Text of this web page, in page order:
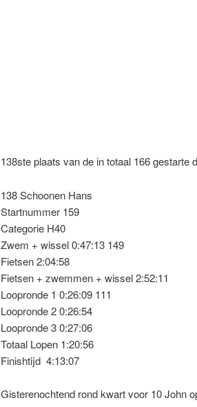
138ste plaats van de in totaal 166 gestarte
138 Schoonen Hans
Startnummer 159
Categorie H40
Zwem + wissel 0:47:13 149
Fietsen 2:04:58
Fietsen + zwemmen + wissel 2:52:11
Loopronde 1 0:26:09 111
Loopronde 2 0:26:54
Loopronde 3 0:27:06
Totaal Lopen 1:20:56
Finishtijd 4:13:07
Gisterenochtend rond kwart voor 10 John